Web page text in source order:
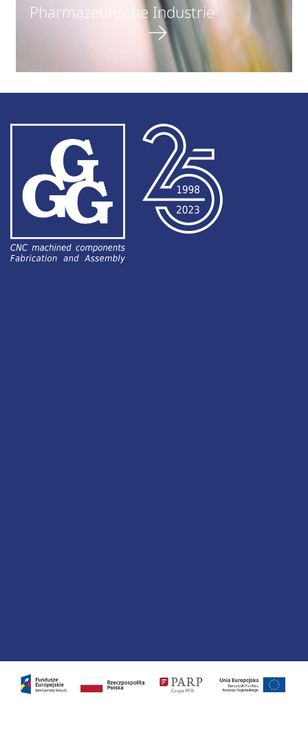
Pharmazeutische Industrie